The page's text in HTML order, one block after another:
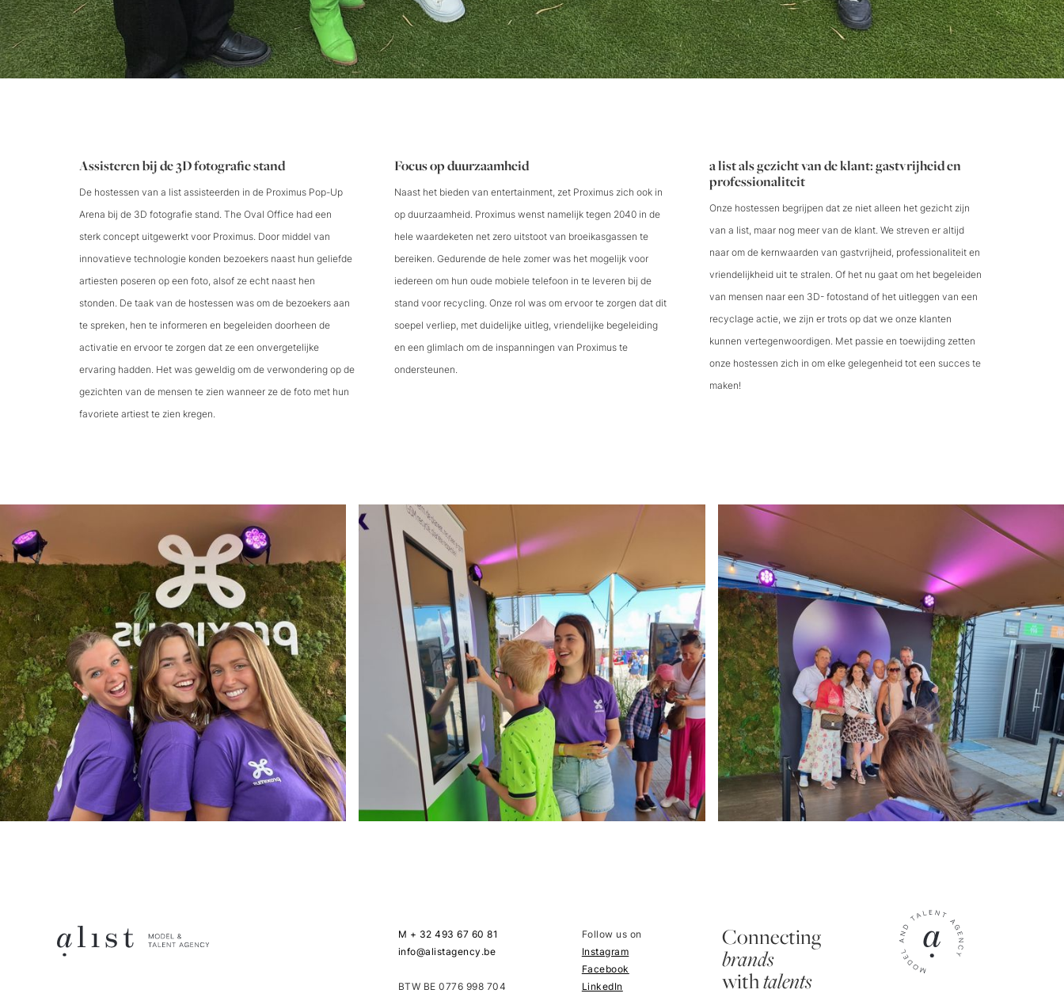
Assisteren bij de 3D fotografie stand
De hostessen van a list assisteerden in de Proximus Pop-Up
Arena bij de 3D fotografie stand. The Oval Office had een
sterk concept uitgewerkt voor Proximus. Door middel van
innovatieve technologie konden bezoekers naast hun geliefde
artiesten poseren op een foto, alsof ze echt naast hen
stonden. De taak van de hostessen was om de bezoekers aan
te spreken, hen te informeren en begeleiden doorheen de
activatie en ervoor te zorgen dat ze een onvergetelijke
ervaring hadden. Het was geweldig om de verwondering op de
gezichten van de mensen te zien wanneer ze de foto met hun
favoriete artiest te zien kregen.
Focus op duurzaamheid
Naast het bieden van entertainment, zet Proximus zich ook in
op duurzaamheid. Proximus wenst namelijk tegen 2040 in de
hele waardeketen net zero uitstoot van broeikasgassen te
bereiken. Gedurende de hele zomer was het mogelijk voor
iedereen om hun oude mobiele telefoon in te leveren bij de
stand voor recycling. Onze rol was om ervoor te zorgen dat dit
soepel verliep, met duidelijke uitleg, vriendelijke begeleiding
en een glimlach om de inspanningen van Proximus te
ondersteunen.
a list als gezicht van de klant: gastvrijheid en
professionaliteit
Onze hostessen begrijpen dat ze niet alleen het gezicht zijn
van a list, maar nog meer van de klant. We streven er altijd
naar om de kernwaarden van gastvrijheid, professionaliteit en
vriendelijkheid uit te stralen. Of het nu gaat om het begeleiden
van mensen naar een 3D- fotostand of het uitleggen van een
recyclage actie, we zijn er trots op dat we onze klanten
kunnen vertegenwoordigen. Met passie en toewijding zetten
onze hostessen zich in om elke gelegenheid tot een succes te
maken!
M + 32 493 67 60 81
info@alistagency.be
BTW BE 0776 998 704
Follow us on
Instagram
Facebook
LinkedIn
Connecting
brands
withtalents